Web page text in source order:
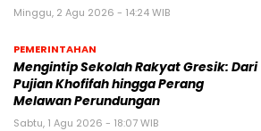
Minggu, 2 Agu 2026 - 14:24 WIB
PEMERINTAHAN
Mengintip Sekolah Rakyat Gresik: Dari
Pujian Khofifah hingga Perang
Melawan Perundungan
Sabtu, 1 Agu 2026 - 18:07 WIB